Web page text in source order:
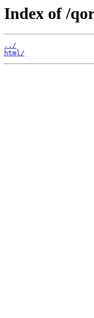
Index of /
../
html/